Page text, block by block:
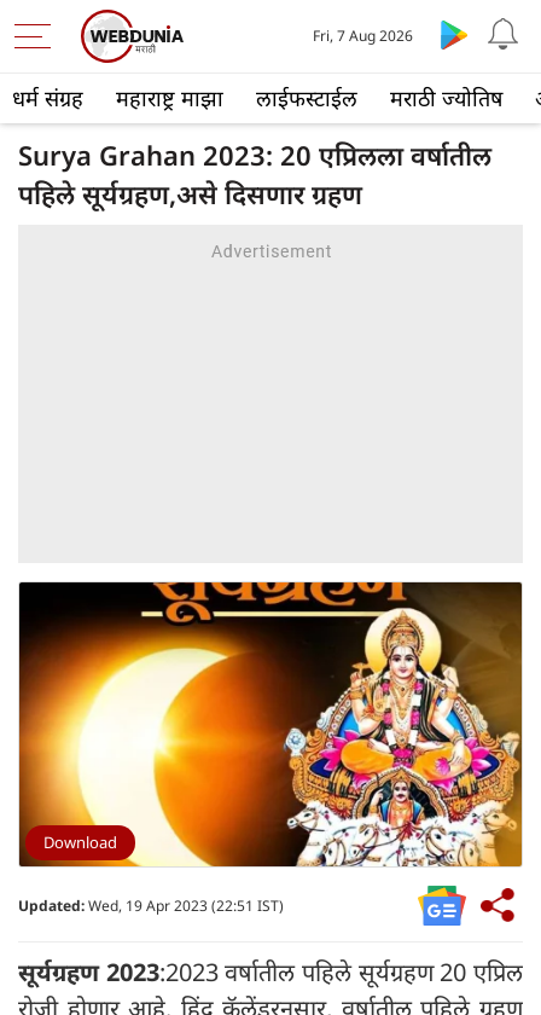
धर्म संग्रह महाराष्ट्र माझा लाईफस्टाईल मराठी ज्योतिष
Fri, 7 Aug 2026
Surya Grahan 2023: 20 एप्रिलला वर्षातील
पहिले सूर्यग्रहण,असे दिसणार ग्रहण
Download
Updated:Wed, 19 Apr 2023 (22:51 IST)
सूर्यग्रहण 2023:2023 वर्षातील पहिले सूर्यग्रहण 20 एप्रिल
रोजी होणार आहे. हिंदू कॅलेंडरनुसार, वर्षातील पहिले ग्रहण